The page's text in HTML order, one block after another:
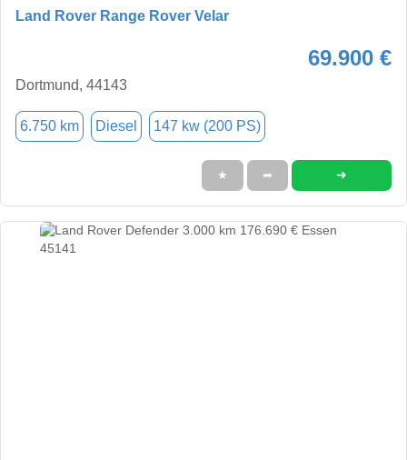
Land Rover Range Rover Velar
69.900 €
Dortmund, 44143
6.750 km Diesel 147 kw (200 PS)
★ ➦ ➜